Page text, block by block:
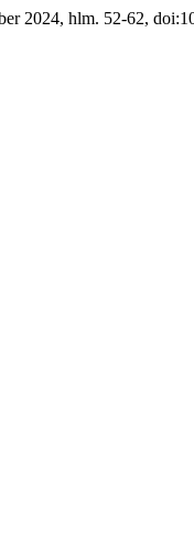
2024, hlm. 52-62,